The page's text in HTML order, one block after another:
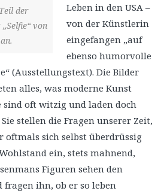
der
von
Leben in den USA –
von der Künstlerin
eingefangen „auf
ebenso humorvolle
(Ausstellungstext). Die Bilder
alles, was moderne Kunst
sind oft witzig und laden doch
stellen die Fragen unserer Zeit,
oftmals sich selbst überdrüssig
ein, stets mahnend,
Figuren sehen den
ihn, ob er so leben